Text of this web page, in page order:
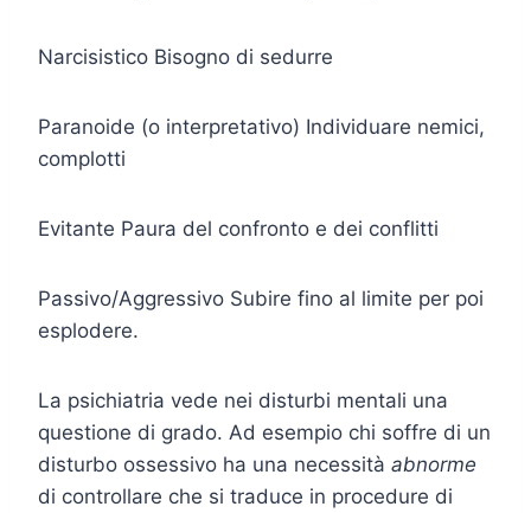
Narcisistico Bisogno di sedurre
Paranoide (o interpretativo) Individuare nemici,
complotti
Evitante Paura del confronto e dei conflitti
Passivo/Aggressivo Subire fino al limite per poi
esplodere.
La psichiatria vede nei disturbi mentali una
questione di grado. Ad esempio chi soffre di un
disturbo ossessivo ha una necessità abnorme
di controllare che si traduce in procedure di